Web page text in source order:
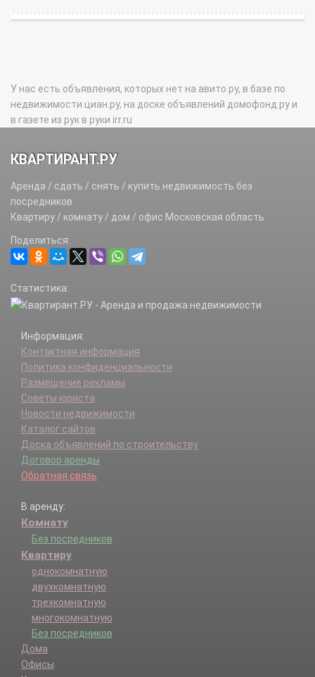
У нас есть объявления, которых нет на авито.ру, в базе по
недвижимости циан.ру, на доске объявлений домофонд.ру и
в газете из рук в руки irr.ru
КВАРТИРАНТ.РУ
Аренда / сдать / снять / купить недвижимость без
посредников.
Квартиру / комнату / дом / офис Московская область
Поделиться:
Статистика:
Информация:
Контактная информация
Политика конфиденциальности
Размещение рекламы
Советы юриста
Новости недвижимости
Каталог сайтов
Доска объявлений по строительству
Договор аренды
Обратная связь
В аренду:
Комнату
Без посредников
Квартиру
однокомнатную
двухкомнатную
трехкомнатную
многокомнатную
Без посредников
Дома
Офисы